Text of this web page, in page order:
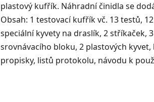
plastový kufřík. Náhradní činidla se
Obsah: 1 testovací kufřík vč. 13 testů,
speciální kyvety na draslík, 2 stříkaček,
srovnávacího bloku, 2 plastových kyvet,
propisky, listů protokolu, návodu k